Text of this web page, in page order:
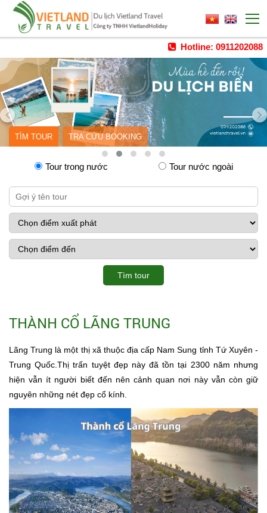
Hotline: 0911202088
TÌM TOUR TRA CỨU BOOKING
Tour trong nước Tour nước ngoài
Tìm tour
THÀNH CỔ LÃNG TRUNG
Lãng Trung là một thị xã thuộc địa cấp Nam Sung tỉnh Tứ Xuyên -
Trung Quốc.Thị trấn tuyệt đẹp này đã tồn tại 2300 năm nhưng
hiện vẫn ít người biết đến nên cảnh quan nơi này vẫn còn giữ
nguyên những nét đẹp cổ kính.